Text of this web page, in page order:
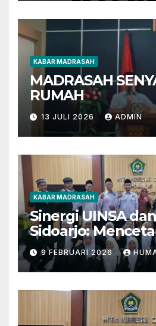
KABAR MADRASAH
MADRASAH
RUMAH
13 JULI 2026 ADMIN
KABAR MADRASAH
Sinergi UINSA
Sidoarjo:
Berkarakter
Tantangan
9 FEBRUARI 2026